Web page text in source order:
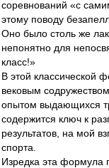
соревнований «с
этому поводу
Оно было столь же
непонятно для
класс!»
В этой классической
вековым
опытом выдающихся
содержится ключ к
результатов, на мой
спорта.
Изредка эта формула